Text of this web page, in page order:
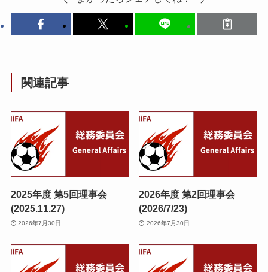
関連記事
2025年度 第5回理事会
(2025.11.27)
2026年7月30日
2026年度 第2回理事会
(2026/7/23)
2026年7月30日